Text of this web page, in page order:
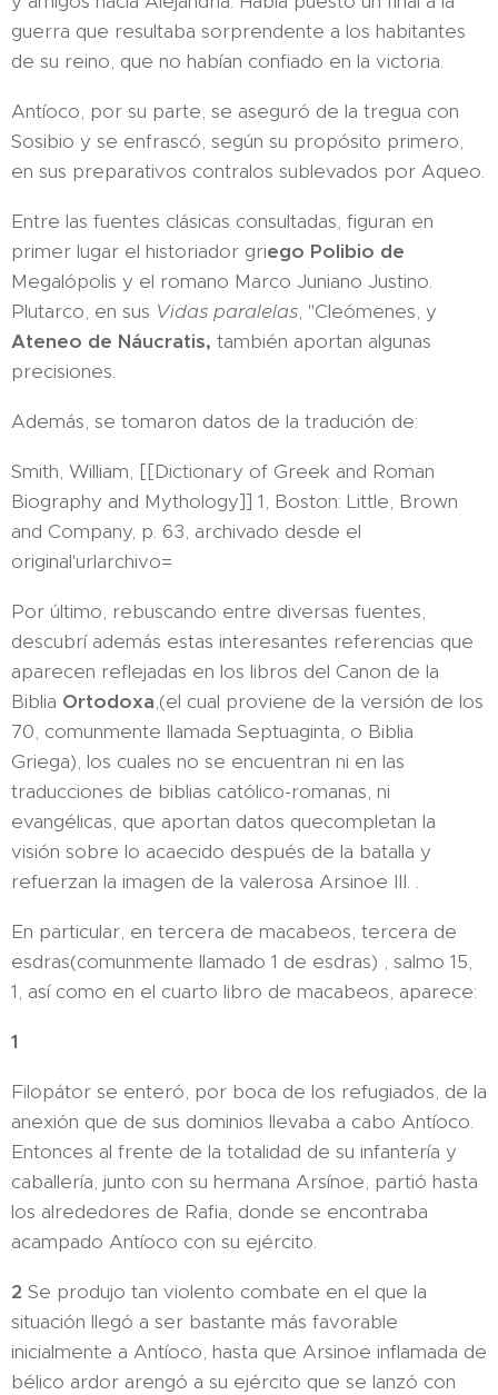
guerra que resultaba sorprendente a los habitantes
de su reino, que no habían confiado en la victoria.
Antíoco, por su parte, se aseguró de la tregua con
Sosibio y se enfrascó, según su propósito primero,
en sus preparativos contralos sublevados por Aqueo.
Entre las fuentes clásicas consultadas, figuran en
primer lugar el historiador griego Polibio de
Megalópolis y el romano Marco Juniano Justino.
Plutarco, en sus Vidas paralelas, "Cleómenes, y
Ateneo de Náucratis, también aportan algunas
precisiones.
Además, se tomaron datos de la tradución de:
Smith, William, [[Dictionary of Greek and Roman
Biography and Mythology]] 1, Boston: Little, Brown
and Company, p. 63, archivado desde el
original'urlarchivo=
Por último, rebuscando entre diversas fuentes,
descubrí además estas interesantes referencias que
aparecen reflejadas en los libros del Canon de la
Biblia Ortodoxa,(el cual proviene de la versión de los
70, comunmente llamada Septuaginta, o Biblia
Griega), los cuales no se encuentran ni en las
traducciones de biblias católico-romanas, ni
evangélicas, que aportan datos quecompletan la
visión sobre lo acaecido después de la batalla y
refuerzan la imagen de la valerosa Arsinoe III. .
En particular, en tercera de macabeos, tercera de
esdras(comunmente llamado 1 de esdras) , salmo 15,
1, así como en el cuarto libro de macabeos, aparece:
1
Filopátor se enteró, por boca de los refugiados, de la
anexión que de sus dominios llevaba a cabo Antíoco.
Entonces al frente de la totalidad de su infantería y
caballería, junto con su hermana Arsínoe, partió hasta
los alrededores de Rafia, donde se encontraba
acampado Antíoco con su ejército.
2 Se produjo tan violento combate en el que la
situación llegó a ser bastante más favorable
inicialmente a Antíoco, hasta que Arsinoe inflamada de
bélico ardor arengó a su ejército que se lanzó con